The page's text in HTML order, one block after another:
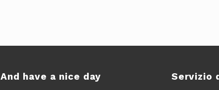
And have a nice day Servizio